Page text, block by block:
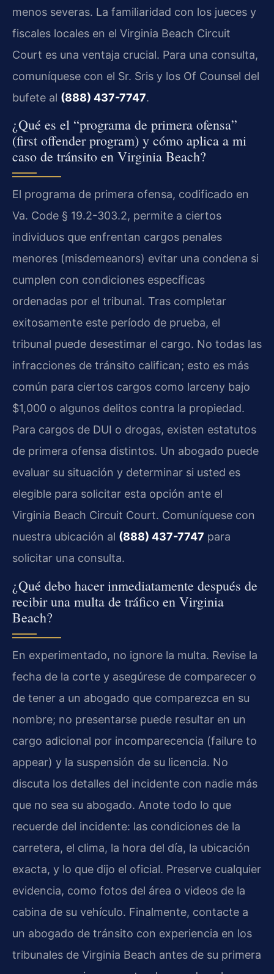
menos severas. La familiaridad con los jueces y
fiscales locales en el Virginia Beach Circuit
Court es una ventaja crucial. Para una consulta,
comuníquese con el Sr. Sris y los Of Counsel del
bufete al (888) 437-7747.
¿Qué es el “programa de primera ofensa”
(first offender program) y cómo aplica a mi
caso de tránsito en Virginia Beach?
El programa de primera ofensa, codificado en
Va. Code § 19.2-303.2, permite a ciertos
individuos que enfrentan cargos penales
menores (misdemeanors) evitar una condena si
cumplen con condiciones específicas
ordenadas por el tribunal. Tras completar
exitosamente este período de prueba, el
tribunal puede desestimar el cargo. No todas las
infracciones de tránsito califican; esto es más
común para ciertos cargos como larceny bajo
$1,000 o algunos delitos contra la propiedad.
Para cargos de DUI o drogas, existen estatutos
de primera ofensa distintos. Un abogado puede
evaluar su situación y determinar si usted es
elegible para solicitar esta opción ante el
Virginia Beach Circuit Court. Comuníquese con
nuestra ubicación al (888) 437-7747 para
solicitar una consulta.
¿Qué debo hacer inmediatamente después de
recibir una multa de tráfico en Virginia
Beach?
En experimentado, no ignore la multa. Revise la
fecha de la corte y asegúrese de comparecer o
de tener a un abogado que comparezca en su
nombre; no presentarse puede resultar en un
cargo adicional por incomparecencia (failure to
appear) y la suspensión de su licencia. No
discuta los detalles del incidente con nadie más
que no sea su abogado. Anote todo lo que
recuerde del incidente: las condiciones de la
carretera, el clima, la hora del día, la ubicación
exacta, y lo que dijo el oficial. Preserve cualquier
evidencia, como fotos del área o videos de la
cabina de su vehículo. Finalmente, contacte a
un abogado de tránsito con experiencia en los
tribunales de Virginia Beach antes de su primera